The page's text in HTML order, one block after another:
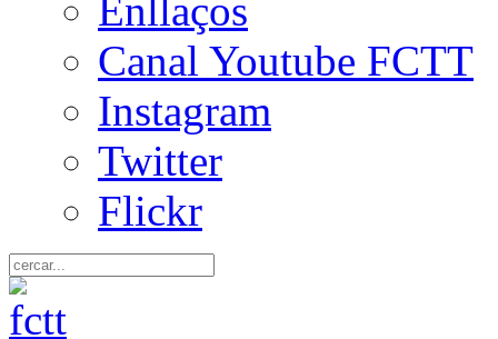
Enllaços
Canal Youtube FCTT
Instagram
Twitter
Flickr